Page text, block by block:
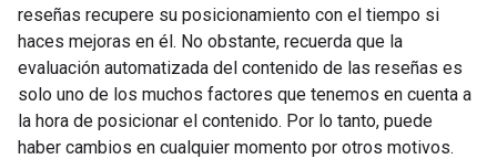
reseñas recupere su posicionamiento con el tiempo si
haces mejoras en él. No obstante, recuerda que la
evaluación automatizada del contenido de las reseñas es
solo uno de los muchos factores que tenemos en cuenta a
la hora de posicionar el contenido. Por lo tanto, puede
haber cambios en cualquier momento por otros motivos.